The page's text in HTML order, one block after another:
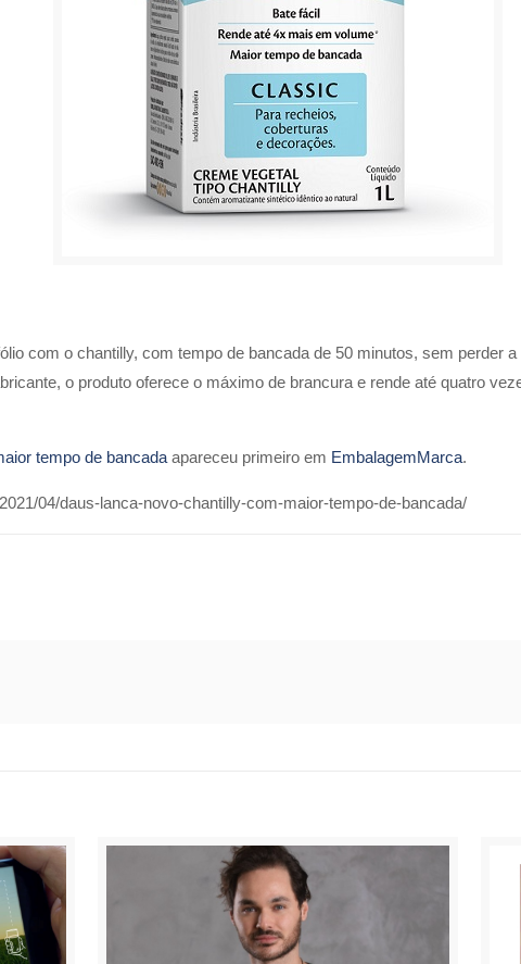
com o chantilly, com tempo de bancada de 50 minutos, sem perder
o produto oferece o máximo de brancura e rende até quatro
tempo de bancadaapareceu primeiro em EmbalagemMarca.
04/daus-lanca-novo-chantilly-com-maior-tempo-de-bancada/